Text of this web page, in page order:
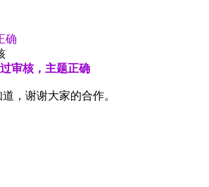
确
审核，主题正确
，谢谢大家的合作。